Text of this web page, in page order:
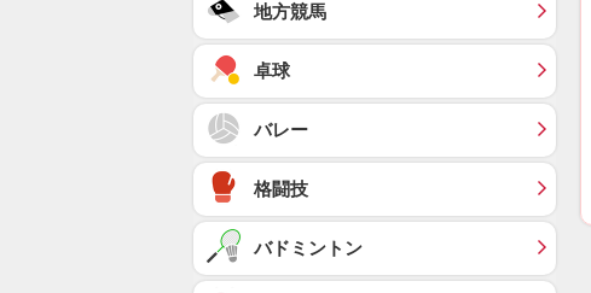
地方競馬
卓球
バレー
格闘技
バドミントン